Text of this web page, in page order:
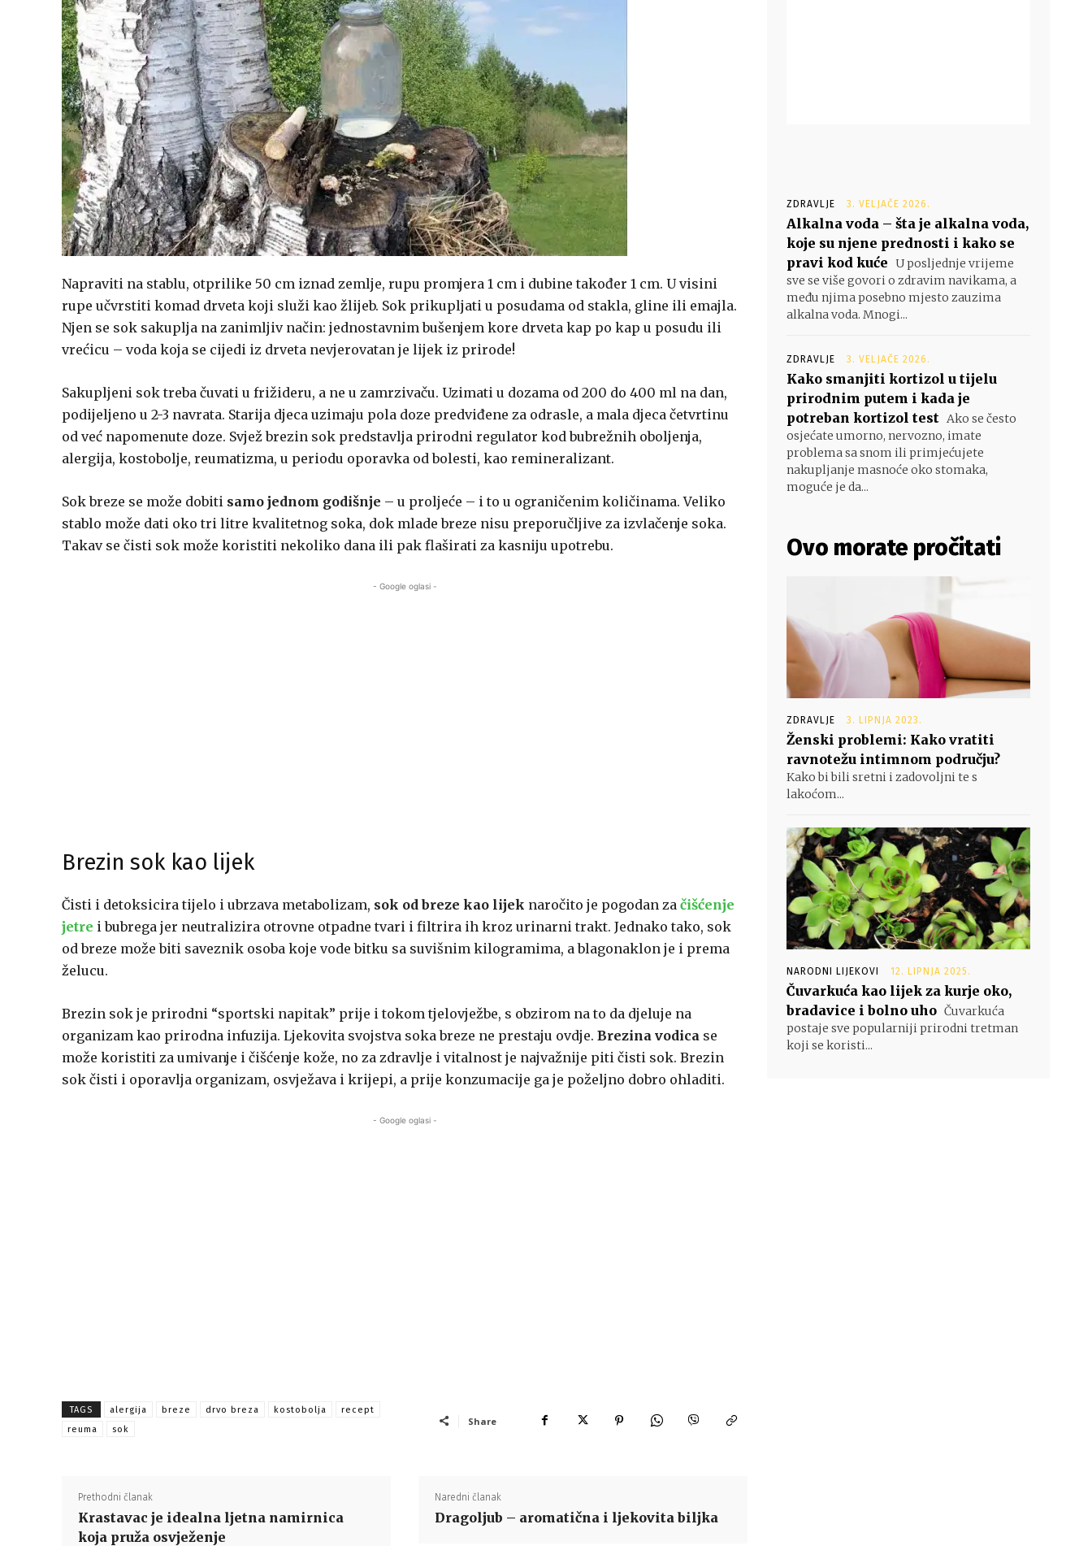
Napraviti na stablu, otprilike 50 cm iznad zemlje, rupu promjera 1 cm i dubine također 1 cm. U visini
rupe učvrstiti komad drveta koji služi kao žlijeb. Sok prikupljati u posudama od stakla, gline ili emajla.
Njen se sok sakuplja na zanimljiv način: jednostavnim bušenjem kore drveta kap po kap u posudu ili
vrećicu – voda koja se cijedi iz drveta nevjerovatan je lijek iz prirode!
Sakupljeni sok treba čuvati u frižideru, a ne u zamrzivaču. Uzimati u dozama od 200 do 400 ml na dan,
podijeljeno u 2-3 navrata. Starija djeca uzimaju pola doze predviđene za odrasle, a mala djeca četvrtinu
od već napomenute doze. Svjež brezin sok predstavlja prirodni regulator kod bubrežnih oboljenja,
alergija, kostobolje, reumatizma, u periodu oporavka od bolesti, kao remineralizant.
Sok breze se može dobiti samo jednom godišnje – u proljeće – i to u ograničenim količinama. Veliko
stablo može dati oko tri litre kvalitetnog soka, dok mlade breze nisu preporučljive za izvlačenje soka.
Takav se čisti sok može koristiti nekoliko dana ili pak flaširati za kasniju upotrebu.
- Google oglasi -
Brezin sok kao lijek
Čisti i detoksicira tijelo i ubrzava metabolizam, sok od breze kao lijek naročito je pogodan za čišćenje
jetre i bubrega jer neutralizira otrovne otpadne tvari i filtrira ih kroz urinarni trakt. Jednako tako, sok
od breze može biti saveznik osoba koje vode bitku sa suvišnim kilogramima, a blagonaklon je i prema
želucu.
Brezin sok je prirodni “sportski napitak” prije i tokom tjelovježbe, s obzirom na to da djeluje na
organizam kao prirodna infuzija. Ljekovita svojstva soka breze ne prestaju ovdje. Brezina vodica se
može koristiti za umivanje i čišćenje kože, no za zdravlje i vitalnost je najvažnije piti čisti sok. Brezin
sok čisti i oporavlja organizam, osvježava i krijepi, a prije konzumacije ga je poželjno dobro ohladiti.
- Google oglasi -
TAGS alergija breze drvo breza kostobolja
recept
reuma
sok
Share
Prethodni članak
Krastavac je idealna ljetna namirnica
koja pruža osvježenje
Naredni članak
Dragoljub – aromatična i ljekovita biljka
ZDRAVLJE 3. VELJAČE 2026.
Alkalna voda – šta je alkalna voda,
koje su njene prednosti i kako se
pravi kod kuće U posljednje vrijeme
sve se više govori o zdravim navikama, a
među njima posebno mjesto zauzima
alkalna voda. Mnogi...
ZDRAVLJE 3. VELJAČE 2026.
Kako smanjiti kortizol u tijelu
prirodnim putem i kada je
potreban kortizol test Ako se često
osjećate umorno, nervozno, imate
problema sa snom ili primjećujete
nakupljanje masnoće oko stomaka,
moguće je da...
Ovo morate pročitati
ZDRAVLJE 3. LIPNJA 2023.
Ženski problemi: Kako vratiti
ravnotežu intimnom području?
Kako bi bili sretni i zadovoljni te s
lakoćom...
NARODNI LIJEKOVI 12. LIPNJA 2025.
Čuvarkuća kao lijek za kurje oko,
bradavice i bolno uho Čuvarkuća
postaje sve popularniji prirodni tretman
koji se koristi...